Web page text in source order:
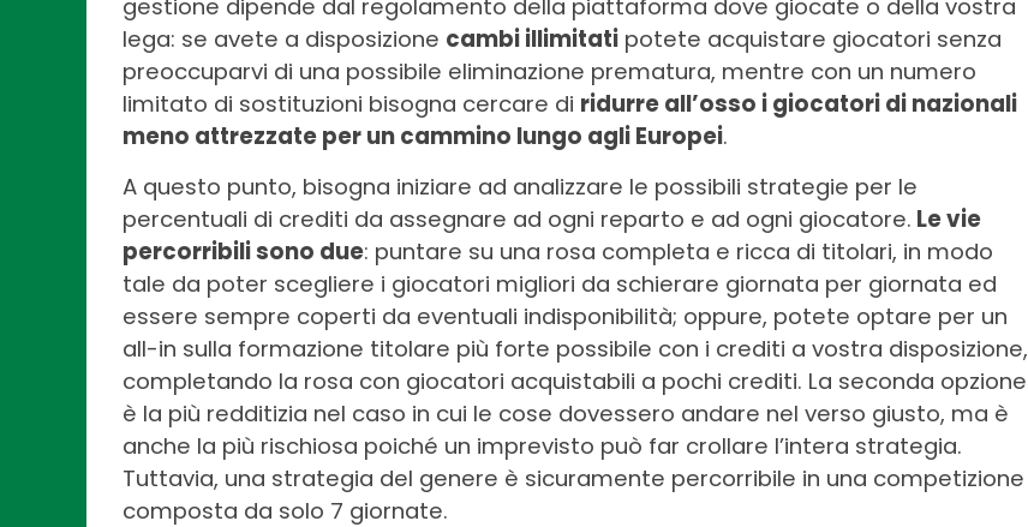
gestione dipende dal regolamento della piattaforma dove giocate o della vostra
lega: se avete a disposizione cambi illimitati potete acquistare giocatori senza
preoccuparvi di una possibile eliminazione prematura, mentre con un numero
limitato di sostituzioni bisogna cercare di ridurre all’osso i giocatori di nazionali
meno attrezzate per un cammino lungo agli Europei.
A questo punto, bisogna iniziare ad analizzare le possibili strategie per le
percentuali di crediti da assegnare ad ogni reparto e ad ogni giocatore. Le vie
percorribili sono due: puntare su una rosa completa e ricca di titolari, in modo
tale da poter scegliere i giocatori migliori da schierare giornata per giornata ed
essere sempre coperti da eventuali indisponibilità; oppure, potete optare per un
all-in sulla formazione titolare più forte possibile con i crediti a vostra disposizione,
completando la rosa con giocatori acquistabili a pochi crediti. La seconda opzione
è la più redditizia nel caso in cui le cose dovessero andare nel verso giusto, ma è
anche la più rischiosa poiché un imprevisto può far crollare l’intera strategia.
Tuttavia, una strategia del genere è sicuramente percorribile in una competizione
composta da solo 7 giornate.